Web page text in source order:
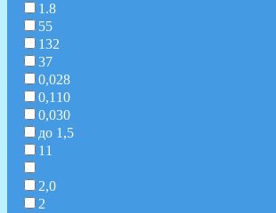
1.8
55
132
37
0,028
0,110
0,030
до 1,5
11
2,0
2